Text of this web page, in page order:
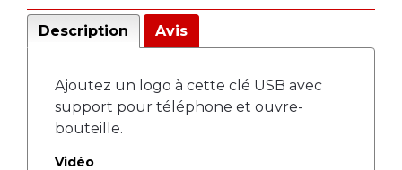
Description Avis
Ajoutez un logo à cette clé USB avec
support pour téléphone et ouvre-
bouteille.
Vidéo